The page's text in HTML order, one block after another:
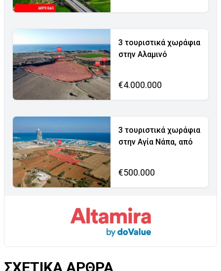
3 τουριστικά χωράφια
στην Αλαμινό
€4.000.000
3 τουριστικά χωράφια
στην Αγία Νάπα, από
€500.000
ΣΧΕΤΙΚΑ ΑΡΘΡΑ